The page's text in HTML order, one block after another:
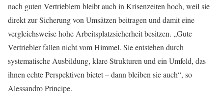
nach guten Vertrieblern bleibt auch in Krisenzeiten hoch, weil sie
direkt zur Sicherung von Umsätzen beitragen und damit eine
vergleichsweise hohe Arbeitsplatzsicherheit besitzen. „Gute
Vertriebler fallen nicht vom Himmel. Sie entstehen durch
systematische Ausbildung, klare Strukturen und ein Umfeld, das
ihnen echte Perspektiven bietet – dann bleiben sie auch“, so
Alessandro Principe.